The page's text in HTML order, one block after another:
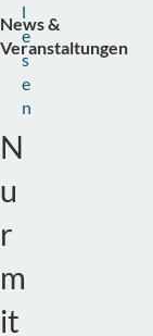
News &
Veranstaltungen
l
e
s
e
n
N
u
r
m
it